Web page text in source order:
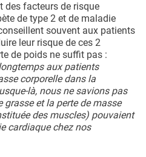
des facteurs de risque
de type 2 et de maladie
souvent aux patients
leur risque de ces 2
de poids ne suffit pas :
aux patients
corporelle dans la
là, nous ne savions pas
et la perte de masse
des muscles) pouvaient
cardiaque chez nos